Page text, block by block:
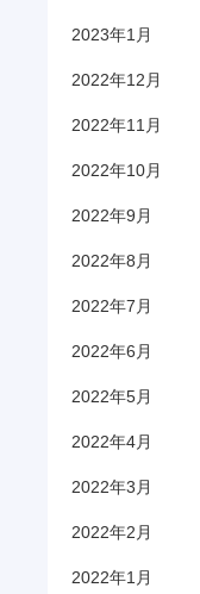
2023年1月
2022年12月
2022年11月
2022年10月
2022年9月
2022年8月
2022年7月
2022年6月
2022年5月
2022年4月
2022年3月
2022年2月
2022年1月